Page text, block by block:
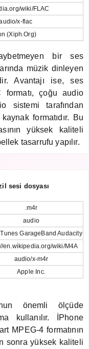
wiki/FLAC
x-flac
(Xiph.Org)
bir ses
müzik dinleyen
Avantajı ise, ses
formatı, çoğu audio
sistemi tarafından
formatıdır. Bu
yüksek kaliteli
tasarrufu yapılır.
sesi dosyası
.m4r
audio
GarageBand Audacity
en.wikipedia.org/wiki/M4A
audio/x-m4r
Apple Inc.
önemli ölçüde
kullanılır. İPhone
MPEG-4 formatının
sonra yüksek kaliteli